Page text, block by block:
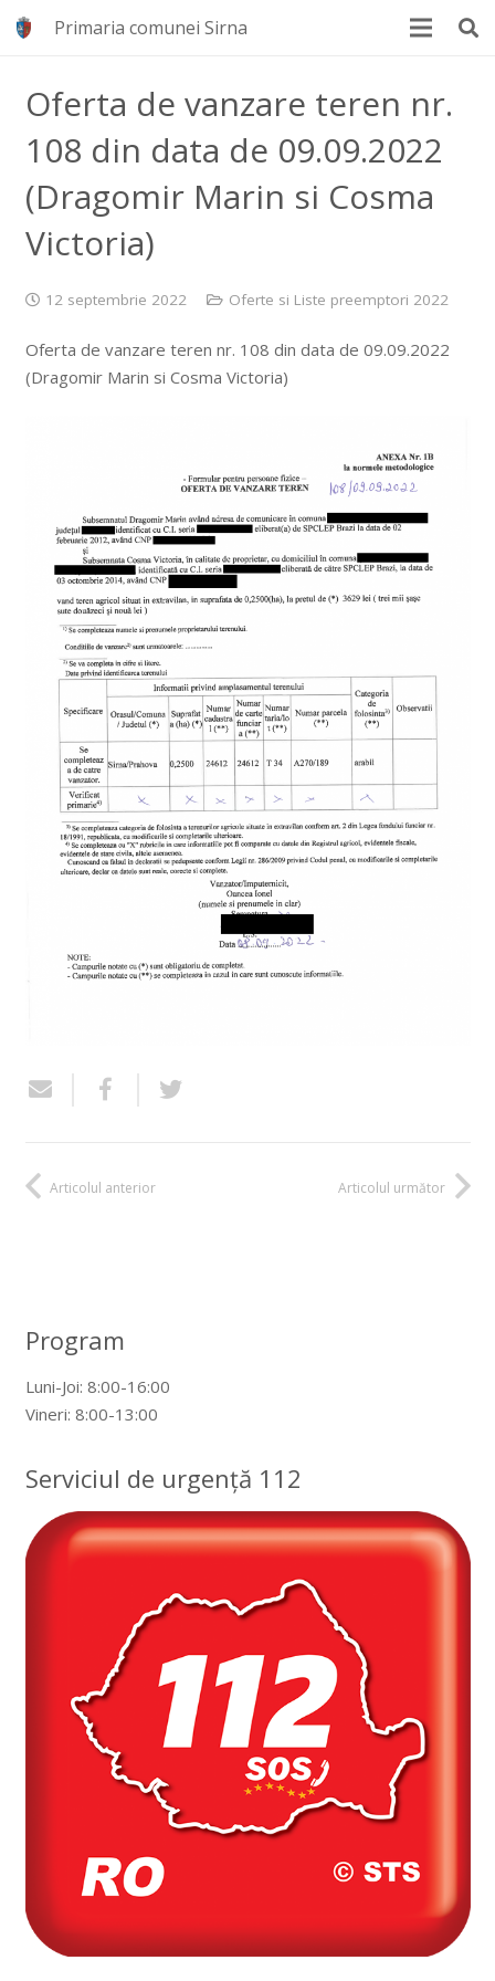
Primaria comunei Sirna
Oferta de vanzare teren nr.
108 din data de 09.09.2022
(Dragomir Marin si Cosma
Victoria)
12 septembrie 2022 Oferte si Liste preemptori 2022
Oferta de vanzare teren nr. 108 din data de 09.09.2022
(Dragomir Marin si Cosma Victoria)
Articolul anterior Articolul următor
Program
Luni-Joi: 8:00-16:00
Vineri: 8:00-13:00
Serviciul de urgență 112